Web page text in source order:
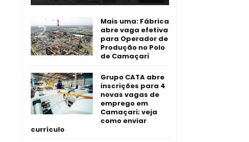
Mais uma: Fábrica
abre vaga efetiva
para Operador de
Produção no Polo
de Camaçari
Grupo CATA abre
inscrições para 4
novas vagas de
emprego em
Camaçari; veja
como enviar
currículo